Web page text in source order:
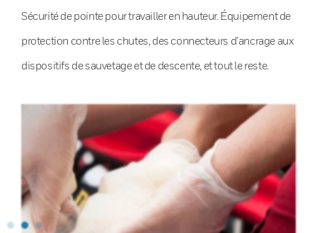
Sécurité de pointe pour travailler en hauteur. Équipement de
protection contre les chutes, des connecteurs d’ancrage aux
dispositifs de sauvetage et de descente, et tout le reste.